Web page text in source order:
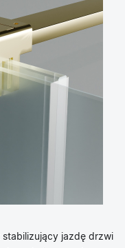
stabilizujący jazdę drzwi